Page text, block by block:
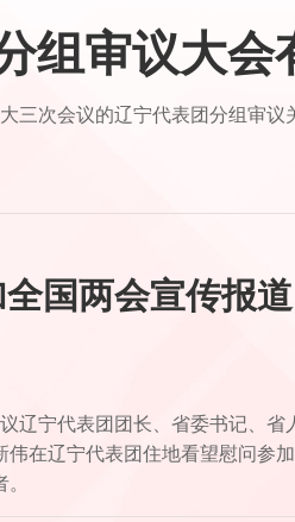
组审议大
三次会议的辽宁代表团分组审
国两会宣传报
辽宁代表团团长、省委书记、省
在辽宁代表团住地看望慰问参